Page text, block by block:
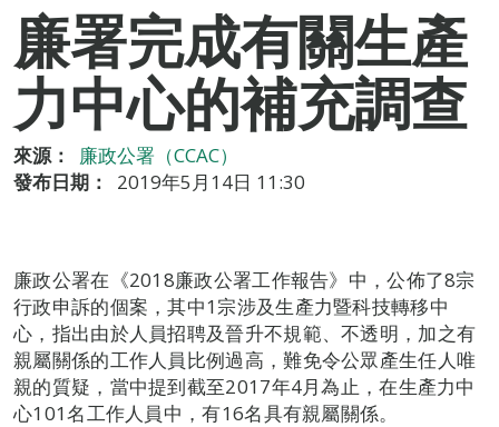
廉署完成有關生產
力中心的補充調查
來源：
廉政公署（CCAC）
發布日期：
2019年5月14日 11:30
廉政公署在《2018廉政公署工作報告》中，公佈了8宗
行政申訴的個案，其中1宗涉及生產力暨科技轉移中
心，指出由於人員招聘及晉升不規範、不透明，加之有
親屬關係的工作人員比例過高，難免令公眾產生任人唯
親的質疑，當中提到截至2017年4月為止，在生產力中
心101名工作人員中，有16名具有親屬關係。